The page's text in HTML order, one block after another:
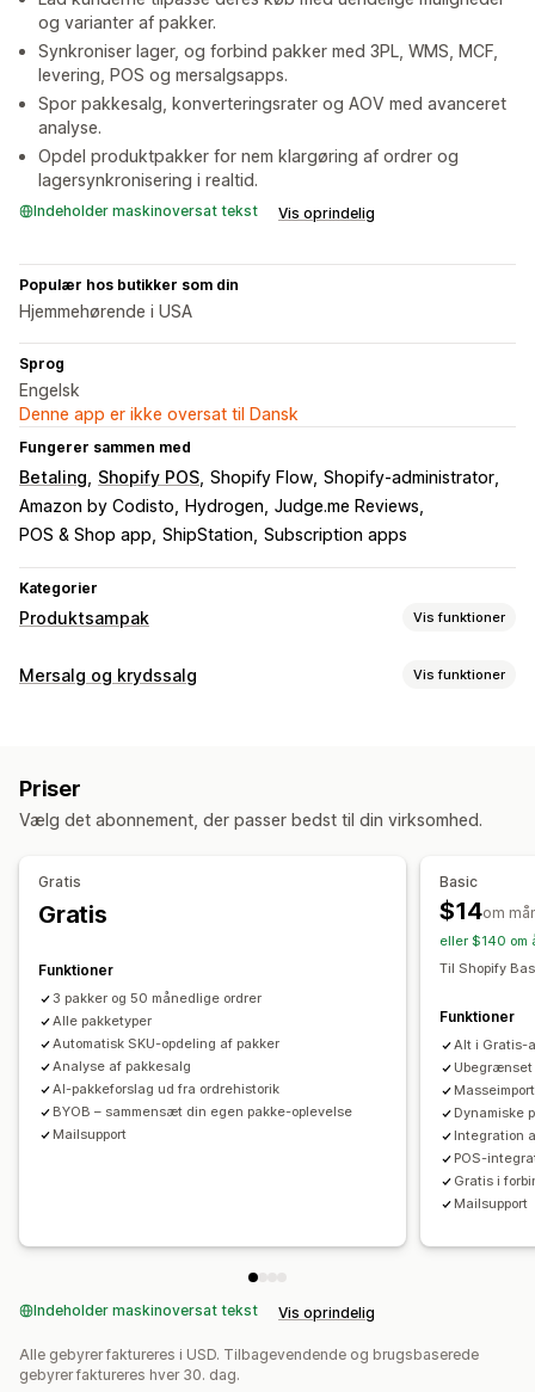
og varianter af pakker.
Synkroniser lager, og forbind pakker med 3PL, WMS, MCF,
levering, POS og mersalgsapps.
Spor pakkesalg, konverteringsrater og AOV med avanceret
analyse.
Opdel produktpakker for nem klargøring af ordrer og
lagersynkronisering i realtid.
Indeholder maskinoversat tekst Vis oprindelig
Populær hos butikker som din
Hjemmehørende i USA
Sprog
Engelsk
Denne app er ikke oversat til Dansk
Fungerer sammen med
Betaling Shopify POS Shopify Flow Shopify-administrator
Amazon by Codisto
Hydrogen Judge.me Reviews
POS & Shop app ShipStation Subscription apps
Kategorier
Produktsampak Vis funktioner
Pakketyper
Abonnementskasser
Krydssalgspakker Ofte købt sammen
Fysiske produkter
Faste priser
Antalsbegrænsning Rabatter
Faste rabatter Procentrabatter
Rabatter i indkøbskurv
Køb én, og få én gratis
Engrospriser
Dynamiske priser
Mersalg og krydssalg Vis funktioner
Mersalg på produktside
Takkeside med mersalg
Tilføjelser med 1 klik
Tilpasset CSS
Træk og slip-editor
Multivaluta
Tilbud og anbefalinger
Leveringsforsikring Gratis gaver
Gratis levering
Produktanbefalinger
Ofte købt sammen Sampak
Antalsbegrænsning
Mængderabatter
Niveauinddelte rabatter
Anbefalinger med kunstig intelligens
Abonnementsopgradering
Forslag til optimering Ydeevne af tragt
Priser
Vælg det abonnement, der passer bedst til din virksomhed.
Gratis
Gratis
Funktioner
3 pakker og 50 månedlige ordrer
Alle pakketyper
Automatisk SKU-opdeling af pakker
Analyse af pakkesalg
AI-pakkeforslag ud fra ordrehistorik
BYOB – sammensæt din egen pakke-oplevelse
Mailsupport
Basic
$14om
eller $140 om
Til Shopify
Funktioner
Alt i Gratis-
Dynamiske
Integration
POS-
Gratis i
Mailsupport
Indeholder maskinoversat tekst Vis oprindelig
Alle gebyrer faktureres i USD. Tilbagevendende og brugsbaserede
gebyrer faktureres hver 30. dag.